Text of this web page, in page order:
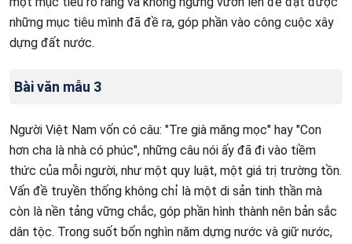
những mục tiêu mình đã đề ra, góp phần vào công cuộc xây
dựng đất nước.
Bài văn mẫu 3
Người Việt Nam vốn có câu: "Tre già măng mọc" hay "Con
hơn cha là nhà có phúc", những câu nói ấy đã đi vào tiềm
thức của mỗi người, như một quy luật, một giá trị trường tồn.
Vấn đề truyền thống không chỉ là một di sản tinh thần mà
còn là nền tảng vững chắc, góp phần hình thành nên bản sắc
dân tộc. Trong suốt bốn nghìn năm dựng nước và giữ nước,